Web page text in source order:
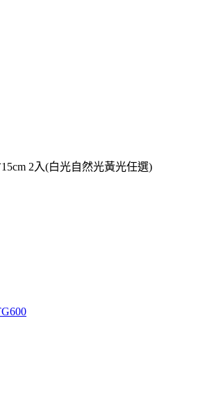
2入(白光自然光黃光任選)